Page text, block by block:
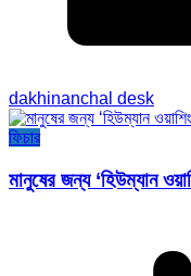
dakhinanchal desk
ফিচার
মানুষের জন্য ‘হিউম্যান